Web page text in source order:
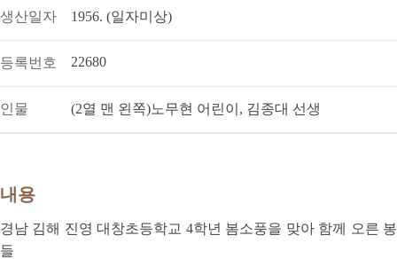
생산일자 1956. (일자미상)
등록번호 22680
인물 (2열 맨 왼쪽)노무현 어린이, 김종대 선생
내용
경남 김해 진영 대창초등학교 4학년 봄소풍을 맞아 함께 오른
들